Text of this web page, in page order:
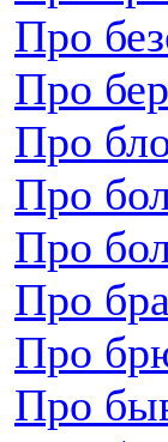
Про
Про
Про
Про
Про
Про
Про
Про